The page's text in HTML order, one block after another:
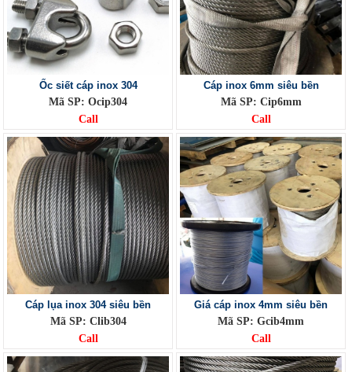
Ốc siết cáp inox 304
Mã SP: Ocip304
Call
Cáp inox 6mm siêu bền
Mã SP: Cip6mm
Call
Cáp lụa inox 304 siêu bền
Mã SP: Clib304
Call
Giá cáp inox 4mm siêu bền
Mã SP: Gcib4mm
Call